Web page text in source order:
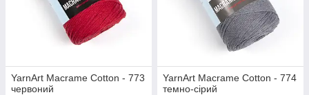
YarnArt Macrame Cotton - 773
червоний
YarnArt Macrame Cotton - 774
темно-сірий